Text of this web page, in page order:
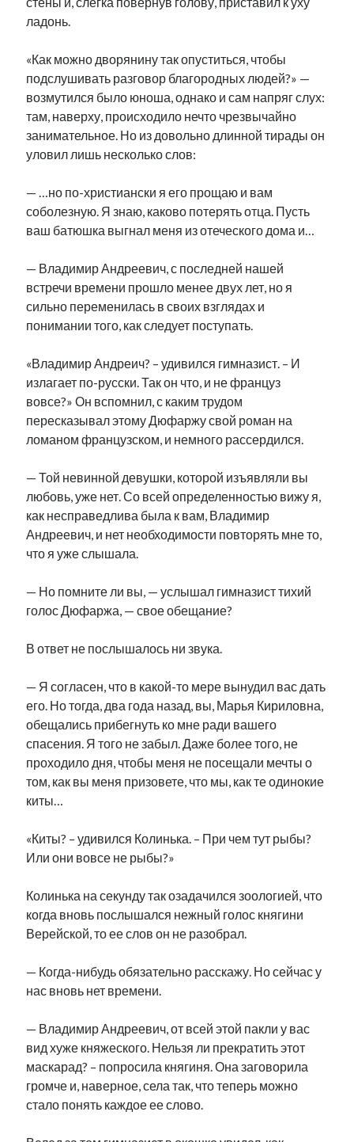
ладонь.
«Как можно дворянину так опуститься, чтобы
подслушивать разговор благородных людей?» —
возмутился было юноша, однако и сам напряг слух:
там, наверху, происходило нечто чрезвычайно
занимательное. Но из довольно длинной тирады он
уловил лишь несколько слов:
— …но по-христиански я его прощаю и вам
соболезную. Я знаю, каково потерять отца. Пусть
ваш батюшка выгнал меня из отеческого дома и…
— Владимир Андреевич, с последней нашей
встречи времени прошло менее двух лет, но я
сильно переменилась в своих взглядах и
понимании того, как следует поступать.
«Владимир Андреич? – удивился гимназист. – И
излагает по-русски. Так он что, и не француз
вовсе?» Он вспомнил, с каким трудом
пересказывал этому Дюфаржу свой роман на
ломаном французском, и немного рассердился.
— Той невинной девушки, которой изъявляли вы
любовь, уже нет. Со всей определенностью вижу я,
как несправедлива была к вам, Владимир
Андреевич, и нет необходимости повторять мне то,
что я уже слышала.
— Но помните ли вы, — услышал гимназист тихий
голос Дюфаржа, — свое обещание?
В ответ не послышалось ни звука.
— Я согласен, что в какой-то мере вынудил вас дать
его. Но тогда, два года назад, вы, Марья Кириловна,
обещались прибегнуть ко мне ради вашего
спасения. Я того не забыл. Даже более того, не
проходило дня, чтобы меня не посещали мечты о
том, как вы меня призовете, что мы, как те одинокие
киты…
«Киты? – удивился Колинька. – При чем тут рыбы?
Или они вовсе не рыбы?»
Колинька на секунду так озадачился зоологией, что
когда вновь послышался нежный голос княгини
Верейской, то ее слов он не разобрал.
— Когда-нибудь обязательно расскажу. Но сейчас у
нас вновь нет времени.
— Владимир Андреевич, от всей этой пакли у вас
вид хуже княжеского. Нельзя ли прекратить этот
маскарад? – попросила княгиня. Она заговорила
громче и, наверное, села так, что теперь можно
стало понять каждое ее слово.